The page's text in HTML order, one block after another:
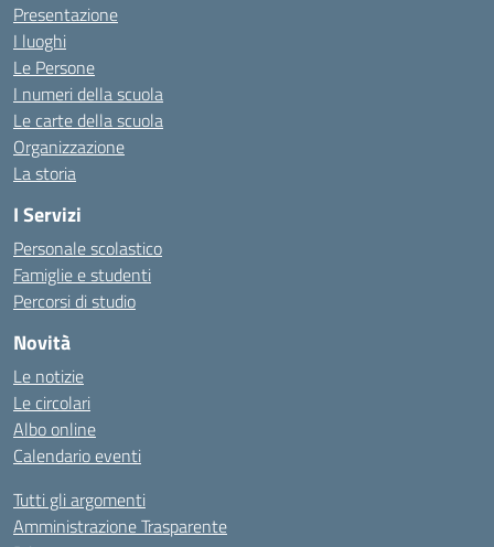
Presentazione
I luoghi
Le Persone
I numeri della scuola
Le carte della scuola
Organizzazione
La storia
I Servizi
Personale scolastico
Famiglie e studenti
Percorsi di studio
Novità
Le notizie
Le circolari
Albo online
Calendario eventi
Tutti gli argomenti
Amministrazione Trasparente